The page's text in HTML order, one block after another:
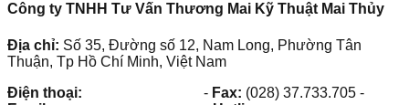
Công ty TNHH Tư Vấn Thương Mai Kỹ Thuật Mai Thủy
Địa chỉ: Số 35, Đường số 12, Nam Long, Phường Tân
Thuận, Tp Hồ Chí Minh, Việt Nam
Điện thoại:
- Fax: (028) 37.733.705 -